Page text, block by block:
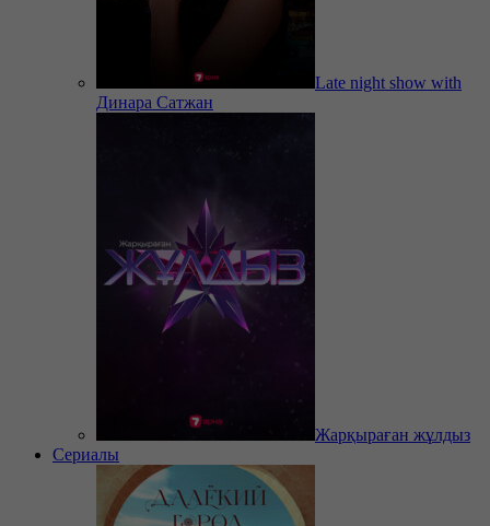
Late night show with
Динара Сатжан
Жарқыраған жұлдыз
Сериалы